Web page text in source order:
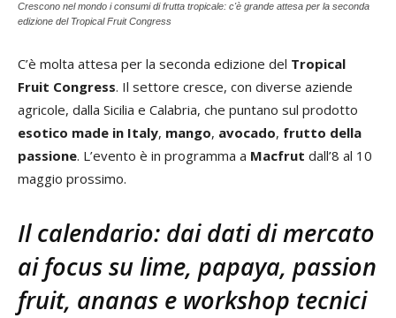
Crescono nel mondo i consumi di frutta tropicale: c'è grande attesa per la seconda
edizione del Tropical Fruit Congress
C’è molta attesa per la seconda edizione del Tropical
Fruit Congress. Il settore cresce, con diverse aziende
agricole, dalla Sicilia e Calabria, che puntano sul prodotto
esotico made in Italy, mango, avocado, frutto della
passione. L’evento è in programma a Macfrut dall’8 al 10
maggio prossimo.
Il calendario: dai dati di mercato
ai focus su lime, papaya, passion
fruit, ananas e workshop tecnici